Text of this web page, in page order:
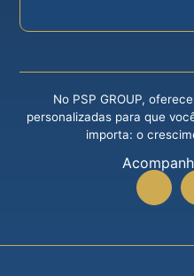
No PSP GROUP,
personalizadas para que
importa: o